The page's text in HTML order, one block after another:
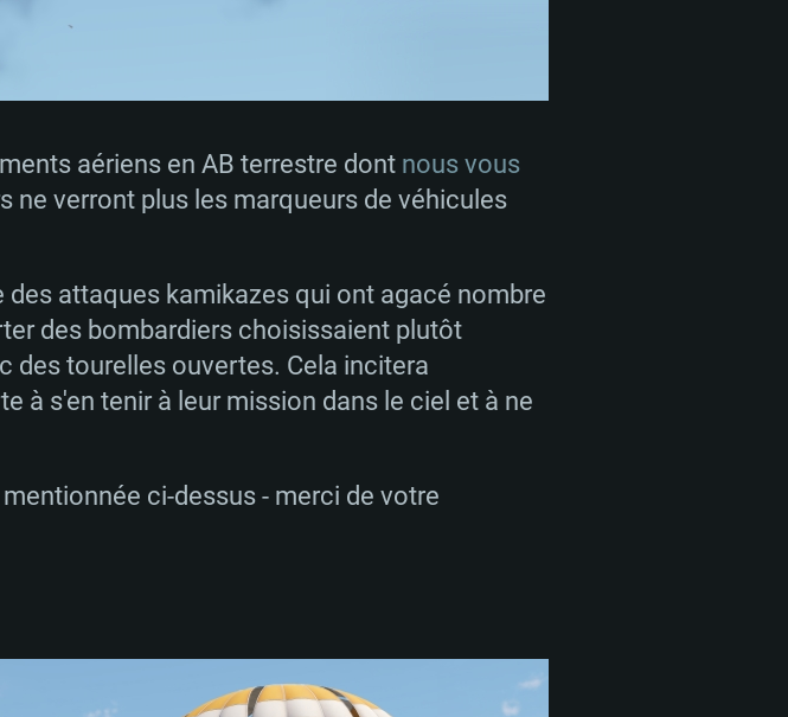
REQUISE
Recommandée
Processeur: Intel Core i5 ou Ryzen5 3600 et plus
Recommandée
Processeur: Core i7 (Les processeurs Intel Xeon
ne sont pas supportés)
Recommandée
Processeur: Intel Core i7
aériens en AB terrestre dont nous vous
ne verront plus les marqueurs de véhicules
attaques kamikazes qui ont agacé nombre
des bombardiers choisissaient plutôt
des tourelles ouvertes. Cela incitera
à s'en tenir à leur mission dans le ciel et à ne
ci-dessus - merci de votre